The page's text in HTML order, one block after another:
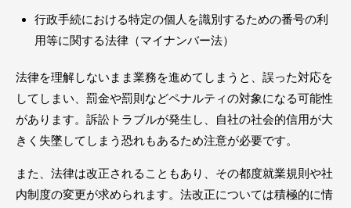
行政手続における特定の個人を識別するための番号の利
用等に関する法律（マイナンバー法）
法律を理解しないまま業務を進めてしまうと、誤った対応を
してしまい、罰金や罰則などペナルティの対象になる可能性
があります。訴訟トラブルが発生し、自社の社会的信用が大
きく失墜してしまう恐れもあるため注意が必要です。
また、法律は改正されることもあり、その都度就業規則や社
内制度の変更が求められます。法改正については積極的に情